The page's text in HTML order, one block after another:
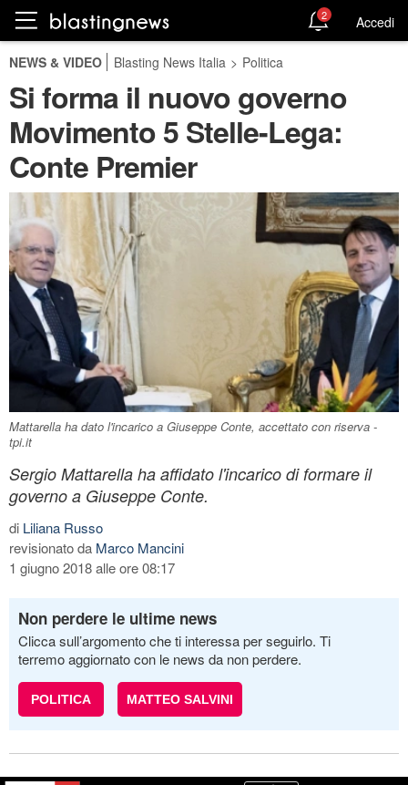
2 Accedi
NEWS & VIDEO Blasting News Italia > Politica
Si forma il nuovo governo
Movimento 5 Stelle-Lega:
Conte Premier
Mattarella ha dato l'incarico a Giuseppe Conte, accettato con riserva -
tpi.it
Sergio Mattarella ha affidato l'incarico di formare il
governo a Giuseppe Conte.
di Liliana Russo
revisionato da Marco Mancini
1 giugno 2018 alle ore 08:17
Non perdere le ultime news
Clicca sull’argomento che ti interessa per seguirlo. Ti
terremo aggiornato con le news da non perdere.
POLITICA MATTEO SALVINI